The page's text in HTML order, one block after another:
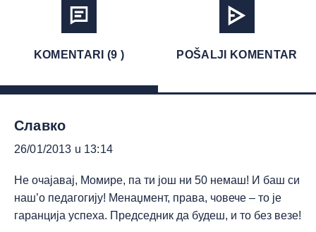
KOMENTARI (9 ) POŠALJI KOMENTAR
Славко
26/01/2013 u 13:14
Не очајавај, Момире, па ти још ни 50 немаш! И баш си
наш’о педагогију! Менаџмент, права, човече – то је
гаранција успеха. Председник да будеш, и то без везе!